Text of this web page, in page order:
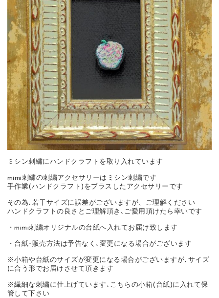
ミシン刺繍にハンドクラフトを取り入れています
mimi刺繍の刺繍アクセサリーはミシン刺繍です
手作業(ハンドクラフト)をプラスしたアクセサリーです
その為､若干サイズに誤差がございますが、ご理解ください
ハンドクラフトの良さとご理解頂き､ご愛用頂けたら幸いです
・mimi刺繍オリジナルの台紙へ入れてお届け致します
・台紙･販売方法は予告なく､変更になる場合がございます
※小箱や台紙のサイズが変更になる場合がございますが､サイズ
に合う形でお届けさせて頂きます
※繊細な刺繍に仕上げています､こちらの小箱(台紙)に入れて保
管して下さい